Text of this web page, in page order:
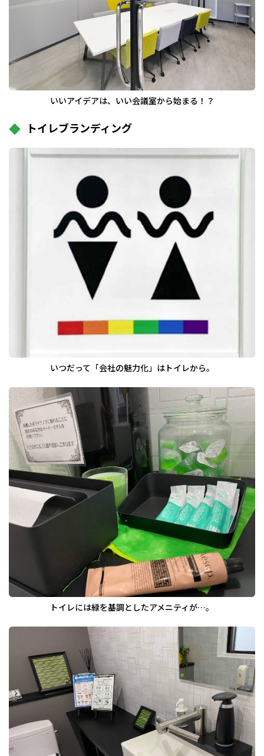
いいアイデアは、いい会議室から始まる！？
トイレブランディング
いつだって「会社の魅力化」はトイレから。
トイレには緑を基調としたアメニティが…。